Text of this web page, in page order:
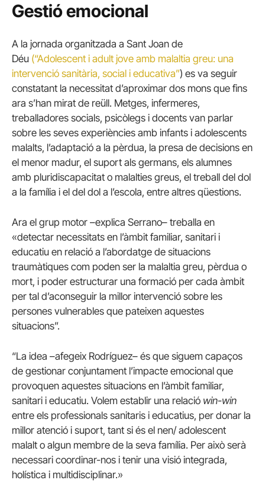
Gestió emocional
A la jornada organitzada a Sant Joan de
Déu (“Adolescent i adult jove amb malaltia greu: una
intervenció sanitària, social i educativa”) es va seguir
constatant la necessitat d’aproximar dos mons que fins
ara s’han mirat de reüll. Metges, infermeres,
treballadores socials, psicòlegs i docents van parlar
sobre les seves experiències amb infants i adolescents
malalts, l’adaptació a la pèrdua, la presa de decisions en
el menor madur, el suport als germans, els alumnes
amb pluridiscapacitat o malalties greus, el treball del dol
a la família i el del dol a l’escola, entre altres qüestions.
Ara el grup motor –explica Serrano– treballa en
«detectar necessitats en l’àmbit familiar, sanitari i
educatiu en relació a l’abordatge de situacions
traumàtiques com poden ser la malaltia greu, pèrdua o
mort, i poder estructurar una formació per cada àmbit
per tal d’aconseguir la millor intervenció sobre les
persones vulnerables que pateixen aquestes
situacions”.
“La idea –afegeix Rodríguez– és que siguem capaços
de gestionar conjuntament l’impacte emocional que
provoquen aquestes situacions en l’àmbit familiar,
sanitari i educatiu. Volem establir una relació win-win
entre els professionals sanitaris i educatius, per donar la
millor atenció i suport, tant si és el nen/ adolescent
malalt o algun membre de la seva família. Per això serà
necessari coordinar-nos i tenir una visió integrada,
holística i multidisciplinar.»